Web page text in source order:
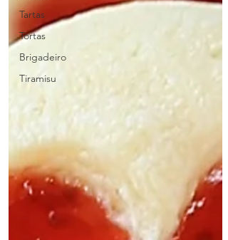
Tartas
Tortas
Brigadeiro
Tiramisu